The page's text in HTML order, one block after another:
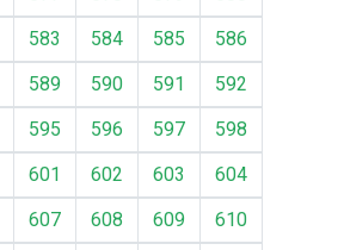
583 584 585
586
589 590 591
592
595 596 597
598
601 602 603
604
607 608 609
610